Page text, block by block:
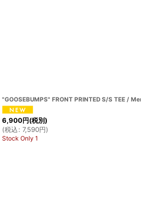
"GOOSEBUMPS" FRONT PRINTED S/S TEE /
6,900円(税別)
(税込: 7,590円)
Stock Only 1